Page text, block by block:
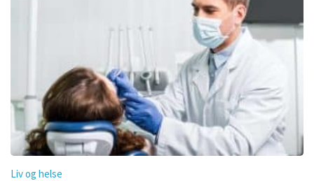
Liv og helse